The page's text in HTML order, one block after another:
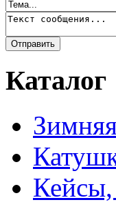
Каталог